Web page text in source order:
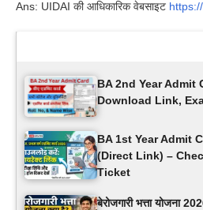
Ans: UIDAI की आधिकारिक वेबसाइट
BA 2nd Year Admit
Download Link,
BA 1st Year Admit
(Direct Link) –
Ticket
बेरोजगारी भत्ता योजना